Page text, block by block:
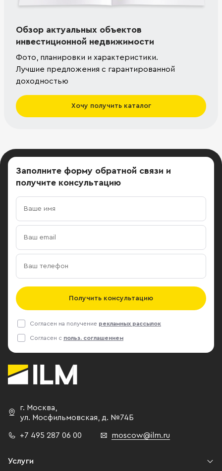
Обзор актуальных объектов
инвестиционной недвижимости
Фото, планировки и характеристики.
Лучшие предложения с гарантированной
доходностью
Хочу получить каталог
Заполните форму обратной связи и
получите консультацию
Получить консультацию
Согласен на получение рекламных рассылок
Согласен с польз. соглашением
г. Москва,
ул. Мосфильмовская, д. №74Б
+7 495 287 06 00 moscow@ilm.ru
Услуги